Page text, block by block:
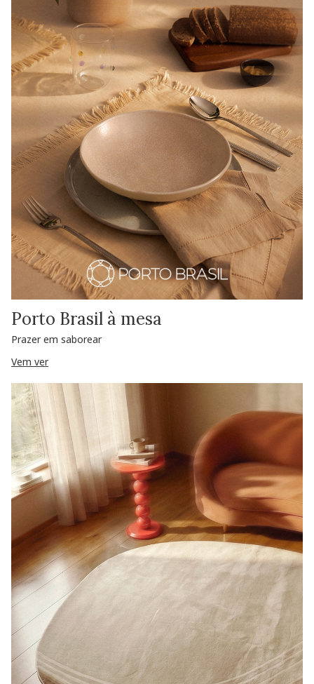
Porto Brasil à mesa
Prazer em saborear
Vem ver